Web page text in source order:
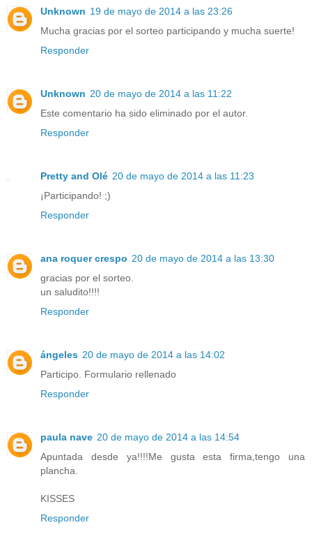
Unknown 19 de mayo de 2014 a las 23:26
Mucha gracias por el sorteo participando y mucha suerte!
Responder
Unknown 20 de mayo de 2014 a las 11:22
Este comentario ha sido eliminado por el autor.
Responder
Pretty and Olé 20 de mayo de 2014 a las 11:23
¡Participando! ;)
Responder
ana roquer crespo 20 de mayo de 2014 a las 13:30
gracias por el sorteo.
un saludito!!!!
Responder
ángeles 20 de mayo de 2014 a las 14:02
Participo. Formulario rellenado
Responder
paula nave 20 de mayo de 2014 a las 14:54
Apuntada desde ya!!!!Me gusta esta firma,tengo una
plancha.
KISSES
Responder